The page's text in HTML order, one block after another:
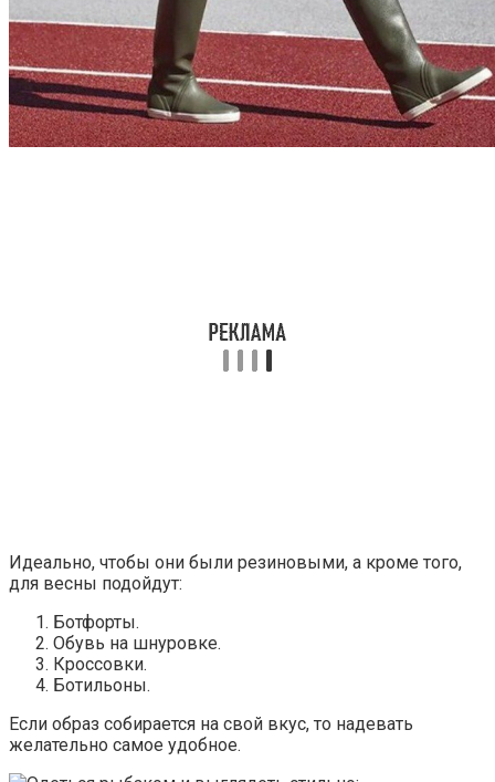
Идеально, чтобы они были резиновыми, а кроме того,
для весны подойдут:
Ботфорты.
Обувь на шнуровке.
Кроссовки.
Ботильоны.
Если образ собирается на свой вкус, то надевать
желательно самое удобное.